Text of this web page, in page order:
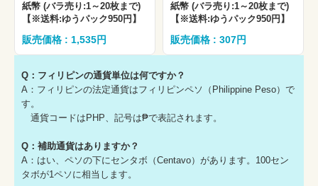
紙幣 (バラ売り:1～20枚まで)
【※送料:ゆうパック950円】
販売価格 : 1,535円
紙幣 (バラ売り:1～20枚まで)
【※送料:ゆうパック950円】
販売価格 : 307円
Q：フィリピンの通貨単位は何ですか？
A：フィリピンの法定通貨はフィリピンペソ（Philippine Peso）で
す。
通貨コードはPHP、記号は₱で表記されます。
Q：補助通貨はありますか？
A：はい、ペソの下にセンタボ（Centavo）があります。100セン
タボが1ペソに相当します。